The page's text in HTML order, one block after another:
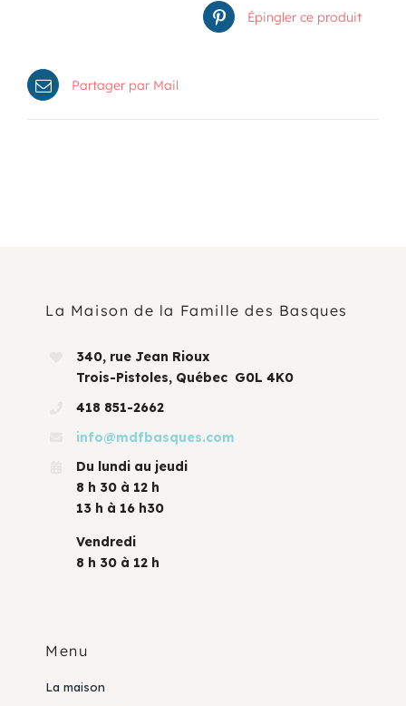
Épingler ce produit
Partager par Mail
La Maison de la Famille des Basques
340, rue Jean Rioux
Trois-Pistoles, Québec G0L 4K0
418 851-2662
info@mdfbasques.com
Du lundi au jeudi
8 h 30 à 12 h
13 h à 16 h30
Vendredi
8 h 30 à 12 h
Menu
La maison